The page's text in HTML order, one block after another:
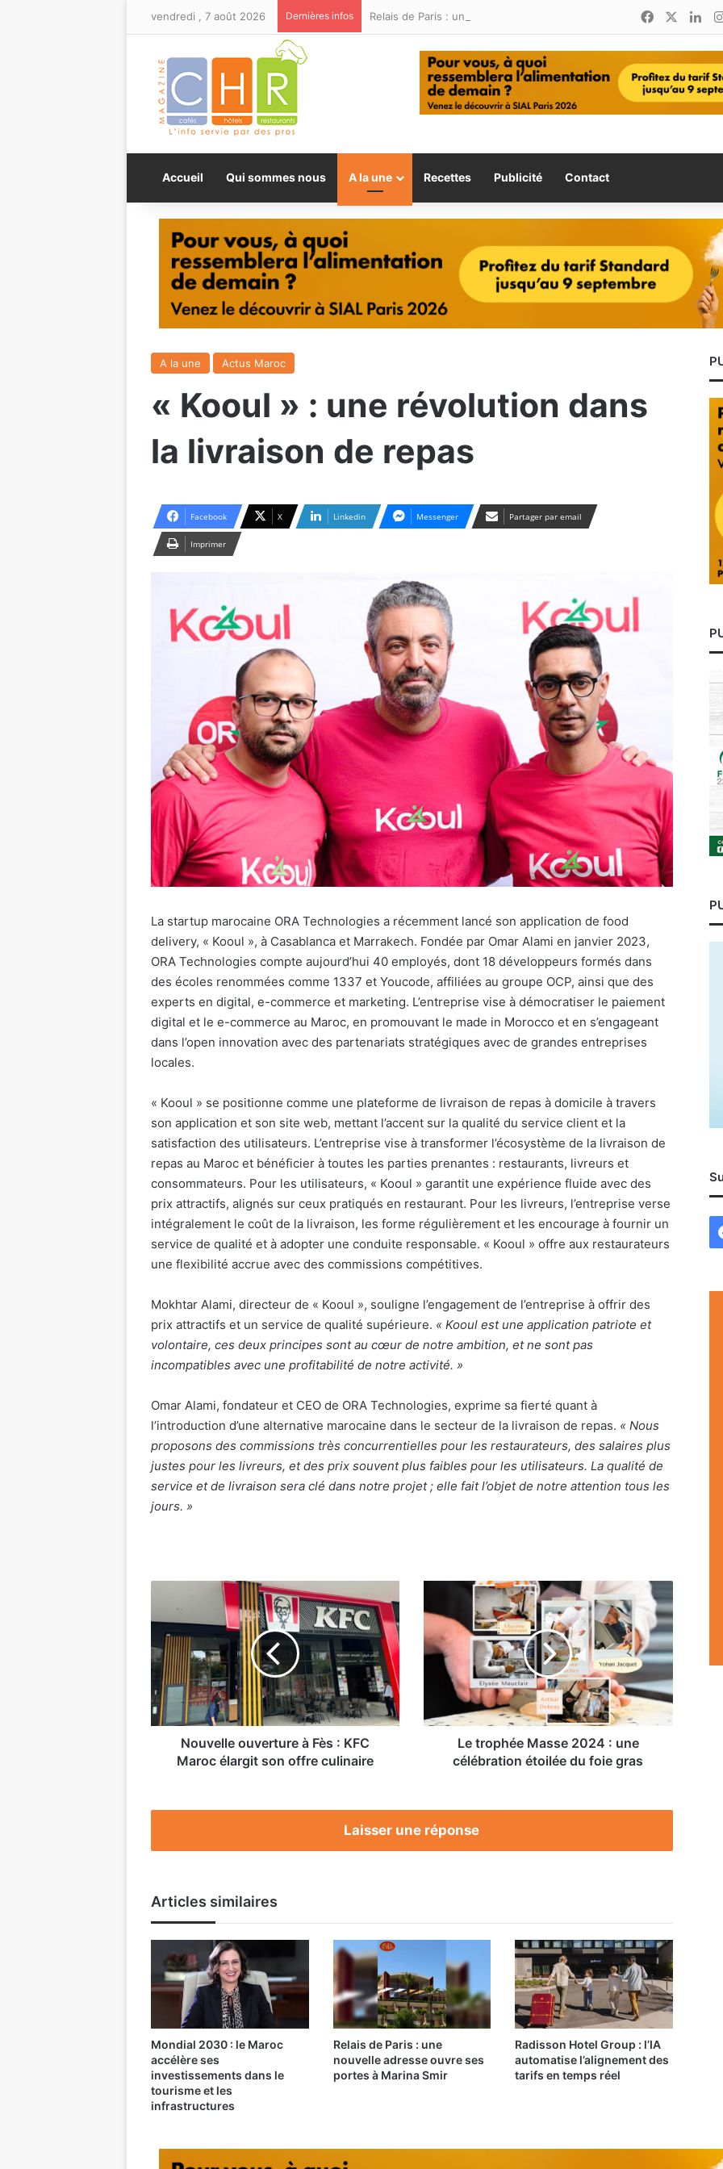
vendredi , 7 août 2026 Dernières infos Facebook
Accueil Qui sommes nous A la une Recettes Publicité Contact
A la une Actus Maroc
« Kooul » : une révolution dans
la livraison de repas
Facebook X Linkedin Messenger Partager par email
Imprimer
La startup marocaine ORA Technologies a récemment lancé son application de food
delivery, « Kooul », à Casablanca et Marrakech. Fondée par Omar Alami en janvier 2023,
ORA Technologies compte aujourd’hui 40 employés, dont 18 développeurs formés dans
des écoles renommées comme 1337 et Youcode, affiliées au groupe OCP, ainsi que des
experts en digital, e-commerce et marketing. L’entreprise vise à démocratiser le paiement
digital et le e-commerce au Maroc, en promouvant le made in Morocco et en s’engageant
dans l’open innovation avec des partenariats stratégiques avec de grandes entreprises
locales.
« Kooul » se positionne comme une plateforme de livraison de repas à domicile à travers
son application et son site web, mettant l’accent sur la qualité du service client et la
satisfaction des utilisateurs. L’entreprise vise à transformer l’écosystème de la livraison de
repas au Maroc et bénéficier à toutes les parties prenantes : restaurants, livreurs et
consommateurs. Pour les utilisateurs, « Kooul » garantit une expérience fluide avec des
prix attractifs, alignés sur ceux pratiqués en restaurant. Pour les livreurs, l’entreprise verse
intégralement le coût de la livraison, les forme régulièrement et les encourage à fournir un
service de qualité et à adopter une conduite responsable. « Kooul » offre aux restaurateurs
une flexibilité accrue avec des commissions compétitives.
Mokhtar Alami, directeur de « Kooul », souligne l’engagement de l’entreprise à offrir des
prix attractifs et un service de qualité supérieure. « Kooul est une application patriote et
volontaire, ces deux principes sont au cœur de notre ambition, et ne sont pas
incompatibles avec une profitabilité de notre activité. »
Omar Alami, fondateur et CEO de ORA Technologies, exprime sa fierté quant à
l’introduction d’une alternative marocaine dans le secteur de la livraison de repas. « Nous
proposons des commissions très concurrentielles pour les restaurateurs, des salaires plus
justes pour les livreurs, et des prix souvent plus faibles pour les utilisateurs. La qualité de
service et de livraison sera clé dans notre projet ; elle fait l’objet de notre attention tous les
jours. »
à
Fès
KFC
Maroc
élargit
son
culinaire
Nouvelle ouverture à Fès : KFC
Maroc élargit son offre culinaire
Masse
2024
:
célébration
du
Le trophée Masse 2024 : une
célébration étoilée du foie gras
Laisser une réponse
Articles similaires
Mondial 2030 : le Maroc
accélère ses
investissements dans le
tourisme et les
infrastructures
Relais de Paris : une
nouvelle adresse ouvre ses
portes à Marina Smir
Radisson Hotel Group : l’IA
automatise l’alignement des
tarifs en temps réel